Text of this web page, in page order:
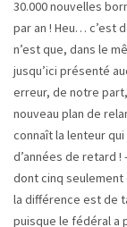
30.000 nouvelles
par an ! Heu… c’est
n’est que, dans le
jusqu’ici présenté
erreur, de notre
nouveau plan de
connaît la lenteur qui
d’années de retard
dont cinq seulement
la différence est de
puisque le fédéral a